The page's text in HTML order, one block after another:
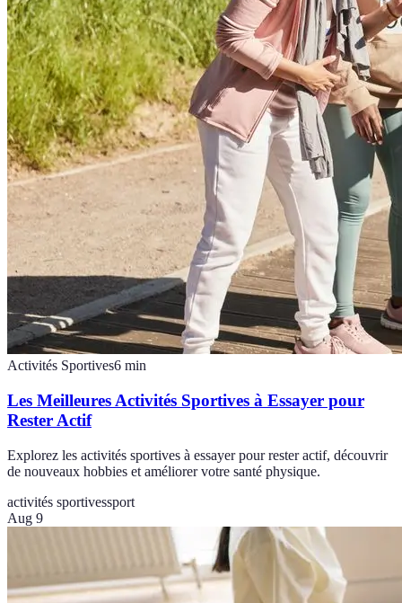
Activités Sportives6 min
Les Meilleures Activités Sportives à Essayer pour
Rester Actif
Explorez les activités sportives à essayer pour rester actif, découvrir
de nouveaux hobbies et améliorer votre santé physique.
activités sportivessport
Aug 9